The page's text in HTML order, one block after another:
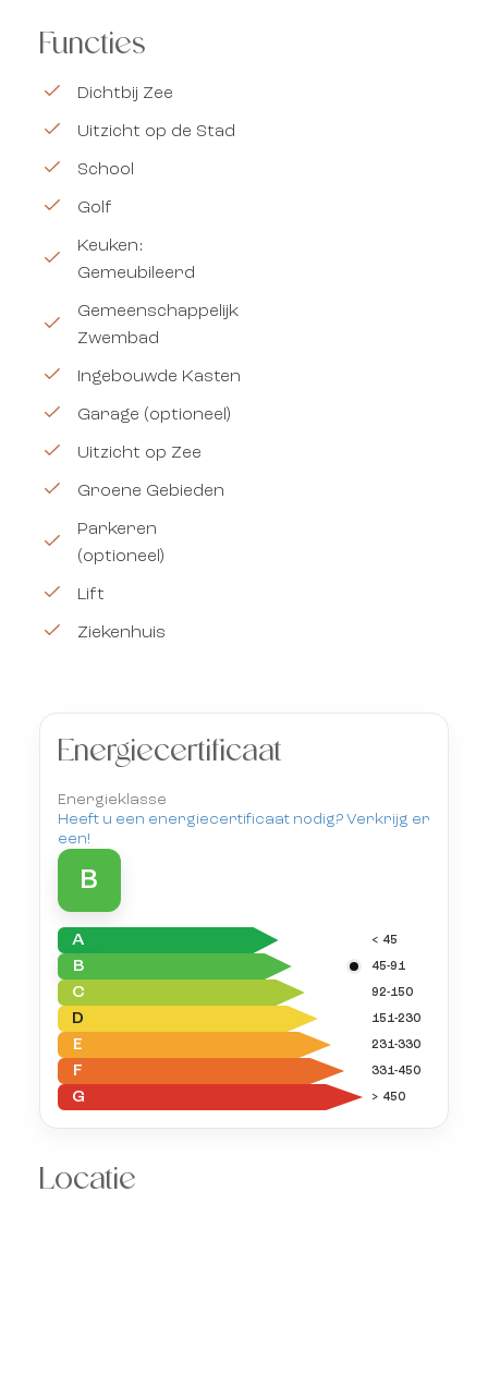
Functies
Dichtbij Zee
Uitzicht op de Stad
School
Golf
Keuken:
Gemeubileerd
Gemeenschappelijk
Zwembad
Ingebouwde Kasten
Garage (optioneel)
Uitzicht op Zee
Groene Gebieden
Parkeren
(optioneel)
Lift
Ziekenhuis
Energiecertificaat
Energieklasse
Heeft u een energiecertificaat nodig? Verkrijg er
een!
B
A < 45
B 45-91
C 92-150
D 151-230
E 231-330
F 331-450
G > 450
Locatie